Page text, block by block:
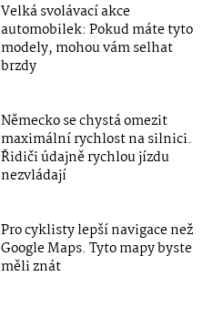
Velká svolávací akce
automobilek: Pokud máte tyto
modely, mohou vám selhat
brzdy
Německo se chystá omezit
maximální rychlost na silnici.
Řidiči údajně rychlou jízdu
nezvládají
Pro cyklisty lepší navigace než
Google Maps. Tyto mapy byste
měli znát